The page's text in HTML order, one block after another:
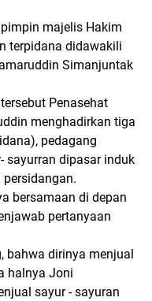
majelis Hakim
terpidana didawakili
Simanjuntak
Penasehat
menghadirkan tiga
pedagang
sayurran dipasar induk
bersamaan di depan
pertanyaan
bahwa dirinya menjual
halnya Joni
sayur - sayuran